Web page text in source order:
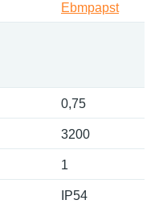
Ebmpapst
0,75
3200
1
IP54